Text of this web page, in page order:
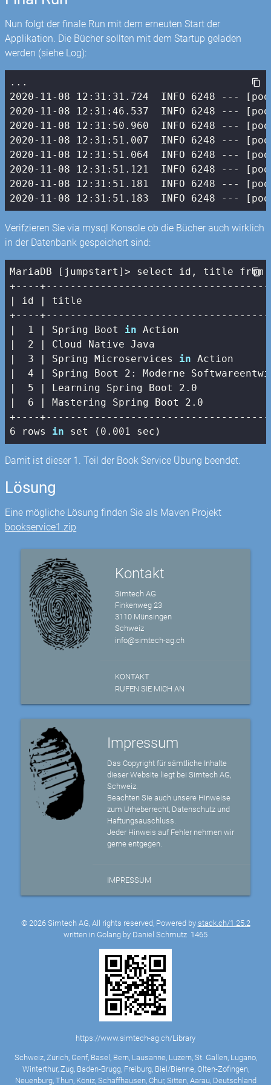
Nun folgt der finale Run mit dem erneuten Start der
Applikation. Die Bücher sollten mit dem Startup geladen
werden (siehe Log):
2020-11-08 12 : 31 : 31.724
  INFO
6248 ---
2020-11-08 12 : 31 :46.537
  INFO
6248 ---
2020-11-08 12 : 31 : 50.960
  INFO
6248 ---
2020-11-08 12 : 31 : 51.007
  INFO
6248 ---
2020-11-08 12 : 31 : 51.064
  INFO
6248 ---
2020-11-08 12 : 31 : 51.121
  INFO
6248 ---
2020-11-08 12 : 31 : 51.181
  INFO
6248 ---
2020-11-08 12 : 31 : 51.183
  INFO
6248 ---
Verifzieren Sie via mysql Konsole ob die Bücher auch wirklich
in der Datenbank gespeichert sind:
MariaDB [jumpstart]> select id, title from
| id |
+----
|
1 | Spring Boot in Action
|  2 |
Cloud
|
3 | Spring Microservices in Action
|  4 |
Spring Boot 2 : Moderne
|
5
| Learning Spring Boot 2.0
|  6 |
Mastering Spring Boot 2.0
+----
6 rows in set (0.001 sec)
Damit ist dieser 1. Teil der Book Service Übung beendet.
Lösung
Eine mögliche Lösung finden Sie als Maven Projekt
bookservice1.zip
Kontakt
Simtech AG
Finkenweg 23
3110 Münsingen
Schweiz
info@simtech-ag.ch
KONTAKT
RUFEN SIE MICH AN
Impressum
Das Copyright für sämtliche Inhalte
dieser Website liegt bei Simtech AG,
Schweiz.
Beachten Sie auch unsere Hinweise
zum Urheberrecht, Datenschutz und
Haftungsauschluss.
Jeder Hinweis auf Fehler nehmen wir
gerne entgegen.
IMPRESSUM
© 2026 Simtech AG, All rights reserved, Powered by stack.ch/1.25.2
written in Golang by Daniel Schmutz 1465
https://www.simtech-ag.ch/Library
Schweiz, Zürich, Genf, Basel, Bern, Lausanne, Luzern, St. Gallen, Lugano,
Winterthur, Zug, Baden-Brugg, Freiburg, Biel/Bienne, Olten-Zofingen,
Neuenburg, Thun, Köniz, Schaffhausen, Chur, Sitten, Aarau, Deutschland